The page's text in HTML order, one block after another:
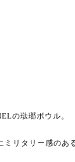
の琺瑯ボウル。
リタリー感のあ